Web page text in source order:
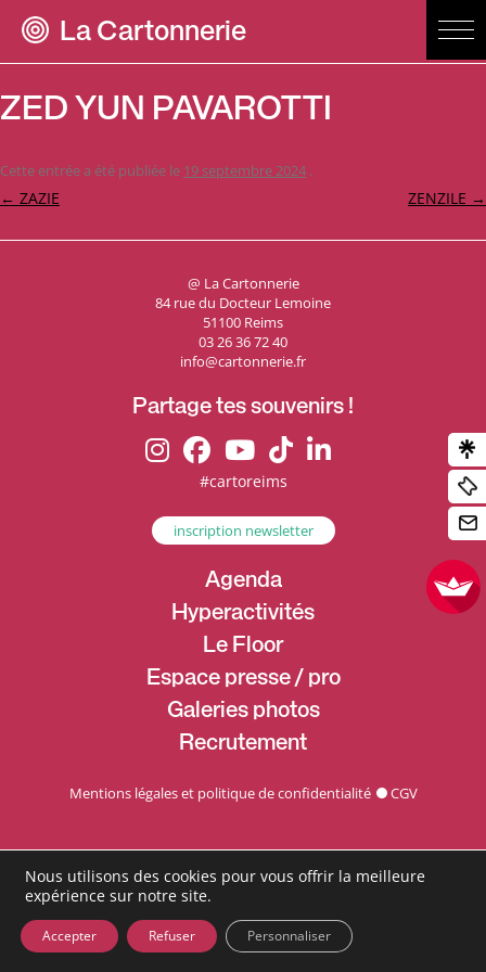
La Cartonnerie
ZED YUN PAVAROTTI
Cette entrée a été publiée le 19 septembre 2024 .
Navigation
← ZAZIE ZENZILE →
@ La Cartonnerie
84 rue du Docteur Lemoine
51100 Reims
03 26 36 72 40
info@cartonnerie.fr
Partage tes souvenirs !
#cartoreims
inscription newsletter
Agenda
Hyperactivités
Le Floor
Espace presse / pro
Galeries photos
Recrutement
Mentions légales et politique de confidentialité CGV
Nous utilisons des cookies pour vous offrir la meilleure
expérience sur notre site.
Accepter Refuser Personnaliser